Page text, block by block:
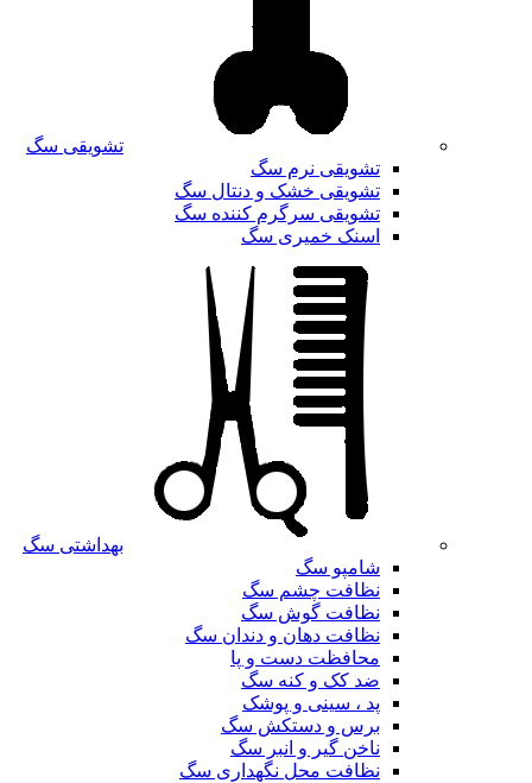
تشویقی سگ
تشویقی نرم سگ
تشویقی خشک و دنتال سگ
تشویقی سرگرم کننده سگ
اسنک خمیری سگ
بهداشتی سگ
شامپو سگ
نظافت چشم سگ
نظافت گوش سگ
نظافت دهان و دندان سگ
محافظت دست و پا
ضد کک و کنه سگ
پد ، سینی و پوشک
برس و دستکش سگ
ناخن گیر و انبر سگ
نظافت محل نگهداری سگ